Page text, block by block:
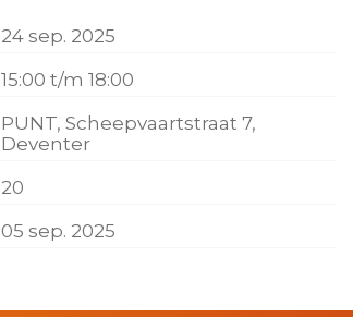
24 sep. 2025
15:00 t/m 18:00
PUNT, Scheepvaartstraat 7,
Deventer
20
05 sep. 2025